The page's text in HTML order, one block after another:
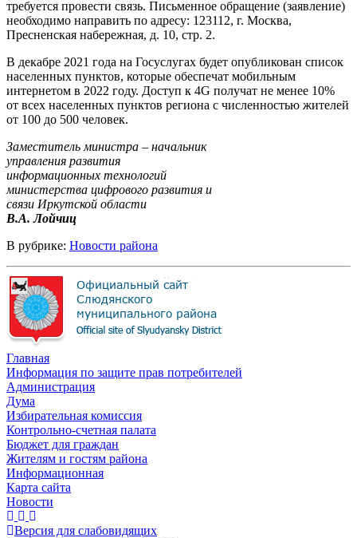
требуется провести связь. Письменное обращение (заявление)
необходимо направить по адресу: 123112, г. Москва,
Пресненская набережная, д. 10, стр. 2.
В декабре 2021 года на Госуслугах будет опубликован список
населенных пунктов, которые обеспечат мобильным
интернетом в 2022 году. Доступ к 4G получат не менее 10%
от всех населенных пунктов региона с численностью жителей
от 100 до 500 человек.
Заместитель министра – начальник
управления развития
информационных технологий
министерства цифрового развития и
связи Иркутской области
В.А. Лойчиц
В рубрике: Новости района
Главная
Информация по защите прав потребителей
Администрация
Дума
Избирательная комиссия
Контрольно-счетная палата
Бюджет для граждан
Жителям и гостям района
Информационная
Карта сайта
Новости
Версия для слабовидящих